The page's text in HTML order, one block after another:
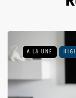
A LA UNE